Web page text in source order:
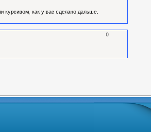
как у вас сделано дальше.
0